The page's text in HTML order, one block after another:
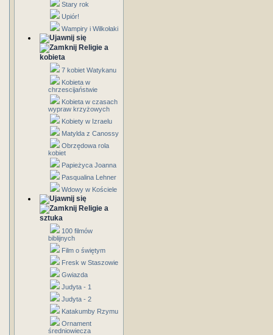
Stary rok
Upiór!
Wampiry i Wilkołaki
Religie a
kobieta
7 kobiet Watykanu
Kobieta w
chrzescijaństwie
Kobieta w czasach
wypraw krzyżowych
Kobiety w Izraelu
Matylda z Canossy
Obrzędowa rola
kobiet
Papieżyca Joanna
Pasqualina Lehner
Wdowy w Kościele
Religie a
sztuka
100 filmów
biblijnych
Film o świętym
Fresk w Staszowie
Gwiazda
Judyta - 1
Judyta - 2
Katakumby Rzymu
Ornament
średniowiecza